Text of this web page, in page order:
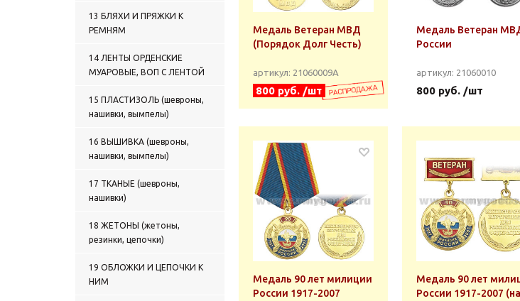
13 БЛЯХИ И ПРЯЖКИ К
РЕМНЯМ
14 ЛЕНТЫ ОРДЕНСКИЕ
МУАРОВЫЕ, ВОП С ЛЕНТОЙ
15 ПЛАСТИЗОЛЬ (шевроны,
нашивки, вымпелы)
16 ВЫШИВКА (шевроны,
нашивки, вымпелы)
17 ТКАНЫЕ (шевроны,
нашивки)
18 ЖЕТОНЫ (жетоны,
резинки, цепочки)
19 ОБЛОЖКИ И ЦЕПОЧКИ К
НИМ
Медаль Ветеран МВД
(Порядок Долг Честь)
артикул: 21060009А
800 руб. /шт
Медаль Ветеран
России
артикул: 21060010
800 руб. /шт
Медаль 90 лет милиции
России 1917-2007
Медаль 90 лет
России 1917-2007 (на